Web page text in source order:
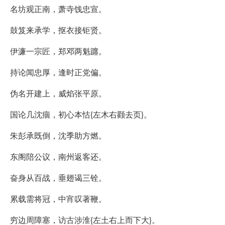
名坊观正南，萧寺饯忠宣。
鼓笈来承学，抠衣接钜贤。
伊濂一宗匠，郑邓两魁躔。
持论闻忠厚，逢时正党偏。
伪名开建上，威焰张平原。
国论几沈痼，初心本怙{左木右颧去页}。
朱彭承既倒，沈季助方燃。
东阁陪公议，南州返客还。
奋身从百战，垂翅谒三铨。
累载需将冠，中宵叹著鞭。
穷边周障塞，访古涉淮{左土右上而下大}。